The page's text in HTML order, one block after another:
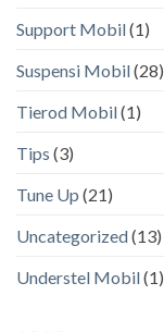
Support Mobil(1)
Suspensi Mobil(28)
Tierod Mobil(1)
Tips (3)
Tune Up (21)
Uncategorized(13)
Understel Mobil(1)